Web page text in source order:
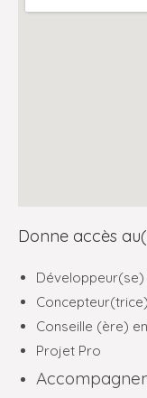
Donne accès
Conseille (ère)
Projet Pro